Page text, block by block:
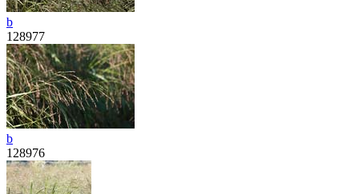
b
128977
b
128976